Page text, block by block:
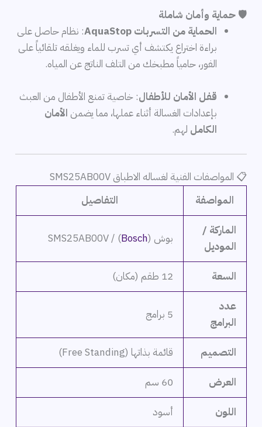
🛡️ حماية وأمان شاملة
الحماية من التسربات AquaStop
: نظام حاصل على
براءة اختراع يكتشف أي تسرب للماء ويغلقه تلقائياً على
الفور، حامياً مطبخك من التلف الناتج عن المياه.
قفل الأمان للأطفال: خاصية تمنع الأطفال من العبث
بإعدادات الغسالة أثناء عملها، مما يضمن الأمان
الكامل لهم.
📋 المواصفات الفنية لغساله الاطباق SMS25AB00V
المواصفة
التفاصيل
الماركة /
الموديل
بوش (Bosch
) / SMS25AB00V
السعة 12 طقم (مكان)
عدد
البرامج
5 برامج
التصميم قائمة بذاتها (Free Standing)
العرض 60 سم
اللون أسود